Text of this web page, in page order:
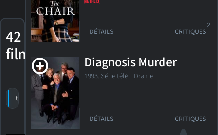
42
films
trier par titre par cote
DÉTAILS CRITIQUES
2
Diagnosis Murder
1993. Série télé Drame
DÉTAILS CRITIQUES